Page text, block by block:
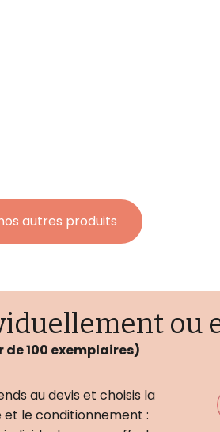
autres produits
ou
100 exemplaires)
au devis et choisis la
le conditionnement :